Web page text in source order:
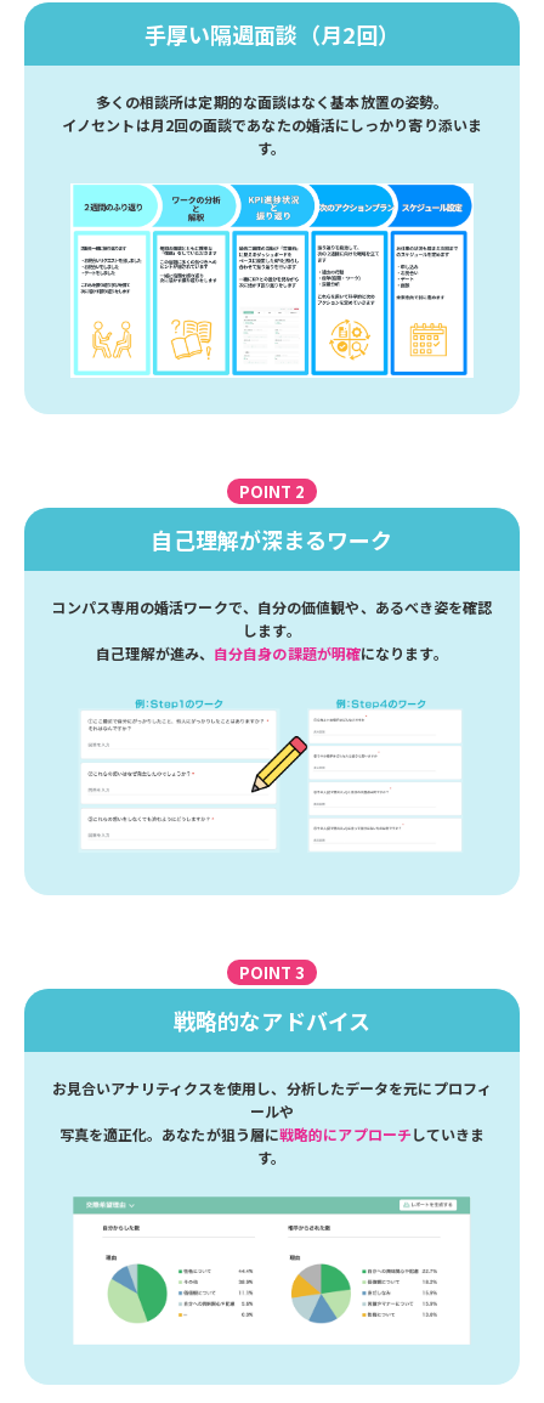
手厚い隔週面談（月2回）
多くの相談所は定期的な面談はなく基本放置の姿勢。
イノセントは月2回の面談であなたの婚活にしっかり寄り添いま
す。
POINT 2
自己理解が深まるワーク
コンパス専用の婚活ワークで、自分の価値観や、あるべき姿を確認
します。
自己理解が進み、 自分自身の課題が明確になります。
POINT 3
戦略的なアドバイス
お見合いアナリティクスを使用し、分析したデータを元にプロフィ
ールや
写真を適正化。あなたが狙う層に戦略的にアプローチしていきま
す。